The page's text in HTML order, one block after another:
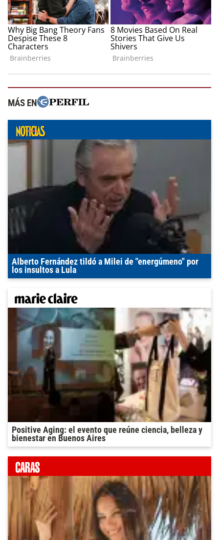
MÁS EN
Alberto Fernández tildó a Milei de "energúmeno" por
los insultos a Lula
Positive Aging: el evento que reúne ciencia, belleza y
bienestar en Buenos Aires